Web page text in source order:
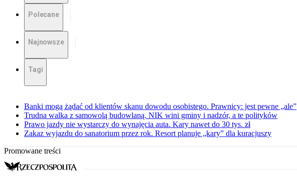
Polecane
Najnowsze
Tagi
Banki mogą żądać od klientów skanu dowodu osobistego. Prawnicy: jest pewne „ale”
Trudna walka z samowolą budowlaną. NIK wini gminy i nadzór, a te polityków
Prawo jazdy nie wystarczy do wynajęcia auta. Kary nawet do 30 tys. zł
Zakaz wyjazdu do sanatorium przez rok. Resort planuje „kary” dla kuracjuszy
Promowane treści